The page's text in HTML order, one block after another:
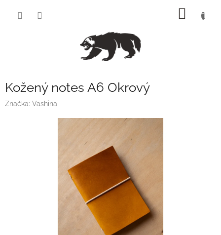
Kožený notes A6 Okrový
Značka: Vashina